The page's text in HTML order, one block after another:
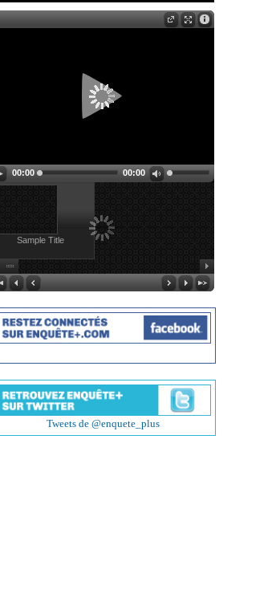
00:00 00:00
Sample Title
Tweets de @enquete_plus